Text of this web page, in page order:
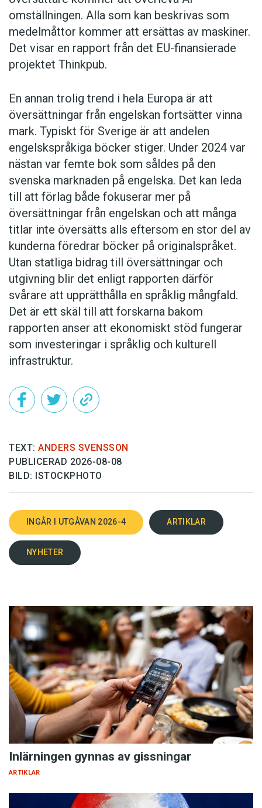
omställningen. Alla som kan beskrivas som
medelmåttor kommer att ersättas av maskiner.
Det visar en rapport från det EU-finansierade
projektet Thinkpub.
En annan trolig trend i hela Europa är att
översättningar från engelskan fortsätter vinna
mark. Typiskt för Sverige är att andelen
engelskspråkiga böcker stiger. Under 2024 var
nästan var femte bok som såldes på den
svenska marknaden på engelska. Det kan leda
till att förlag både fokuserar mer på
översättningar från engelskan och att många
titlar inte översätts alls eftersom en stor del av
kunderna föredrar böcker på originalspråket.
Utan statliga bidrag till översättningar och
utgivning blir det enligt rapporten därför
svårare att upprätthålla en språklig mångfald.
Det är ett skäl till att forskarna bakom
rapporten anser att ekonomiskt stöd fungerar
som investeringar i språklig och kulturell
infrastruktur.
TEXT: ANDERS SVENSSON
PUBLICERAD 2026-08-08
BILD: ISTOCKPHOTO
INGÅR I UTGÅVAN 2026-4 ARTIKLAR
NYHETER
Inlärningen gynnas av gissningar
ARTIKLAR